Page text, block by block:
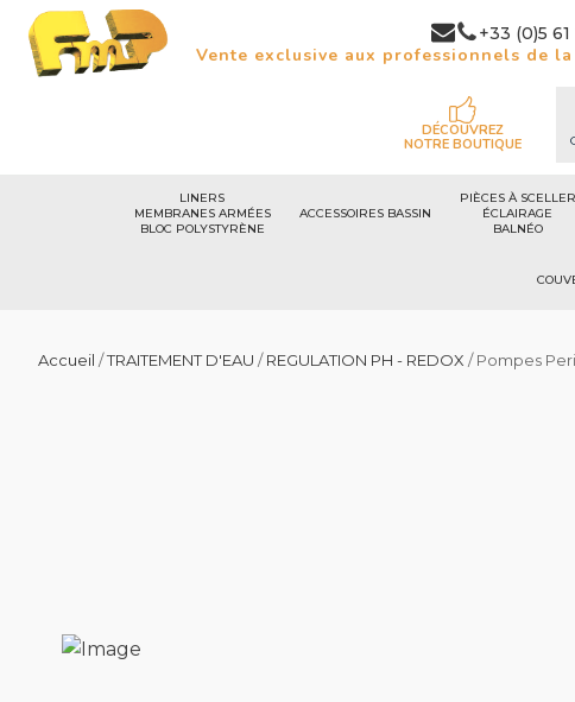
+33 (0)5 61
Vente exclusive aux professionnels de
DÉCOUVREZ
NOTRE BOUTIQUE
LINERS
MEMBRANES ARMÉES
BLOC POLYSTYRÈNE
ACCESSOIRES BASSIN
PIÈCES À SCELLER
ÉCLAIRAGE
BALNÉO
Accueil /TRAITEMENT D'EAU /REGULATION PH - REDOX / Pompes